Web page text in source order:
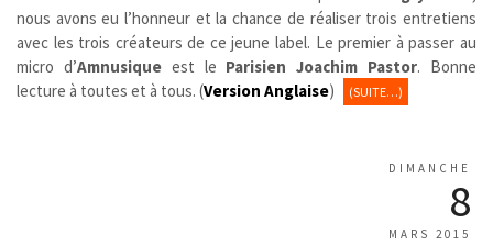
nous avons eu l’honneur et la chance de réaliser trois entretiens
avec les trois créateurs de ce jeune label. Le premier à passer au
micro d’Amnusiqueest le Parisien Joachim Pastor. Bonne
lecture à toutes et à tous. (Version Anglaise) (SUITE…)
DIMANCHE
8
MARS 2015